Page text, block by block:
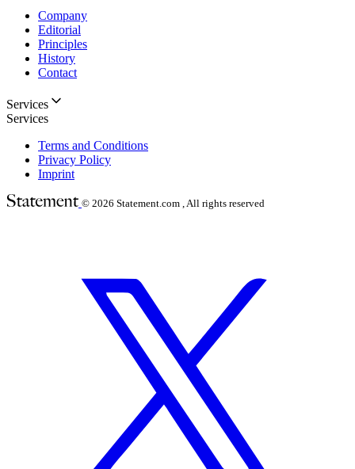
Company
Editorial
Principles
History
Contact
Services
Services
Terms and Conditions
Privacy Policy
Imprint
© 2026 Statement.com , All rights reserved